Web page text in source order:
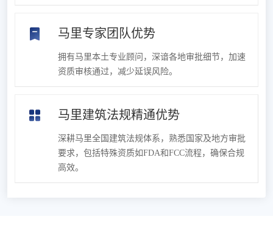
马里专家团队优势
拥有马里本土专业顾问，深谙各地审批细节，加速
资质审核通过，减少延误风险。
马里建筑法规精通优势
深耕马里全国建筑法规体系，熟悉国家及地方审批
要求，包括特殊资质如FDA和FCC流程，确保合规
高效。